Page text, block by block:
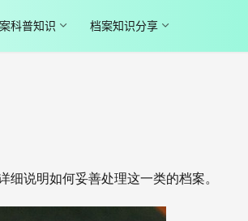
科普知识 档案知识分享
说明如何妥善处理这一类的档案。